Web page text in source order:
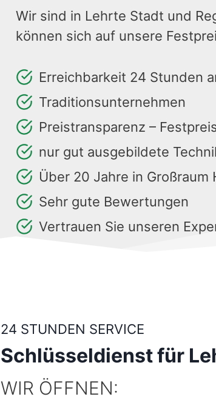
Wir sind in Lehrte Stadt und
können sich auf unsere
Erreichbarkeit 24 Stunden
Traditionsunternehmen
Preistransparenz –
nur gut ausgebildete
Über 20 Jahre in Großraum
Sehr gute Bewertungen
Vertrauen Sie unseren
24 STUNDEN SERVICE
Schlüsseldienst für
WIR ÖFFNEN: